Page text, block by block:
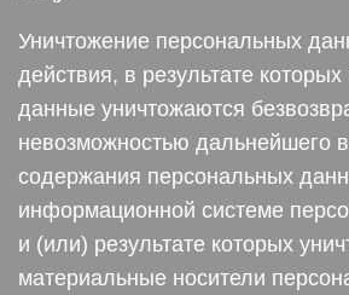
Уничтожение персональных
действия, в результате
данные уничтожаются
невозможностью дальнейшего
содержания персональных
информационной системе
и (или) результате которых
материальные носители